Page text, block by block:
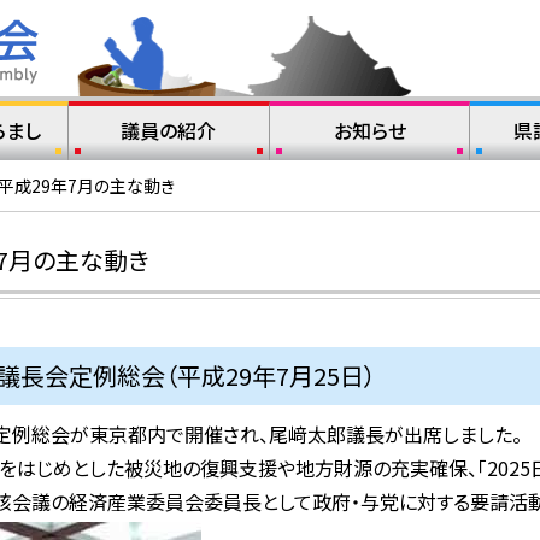
し 議員の紹介 お知らせ 県
成29年7月の主な動き
の主な動き
会定例総会（平成29年7月25日）
総会が東京都内で開催され、尾﨑太郎議長が出席しました。
じめとした被災地の復興支援や地方財源の充実確保、「2025
会議の経済産業委員会委員長として政府・与党に対する要請活